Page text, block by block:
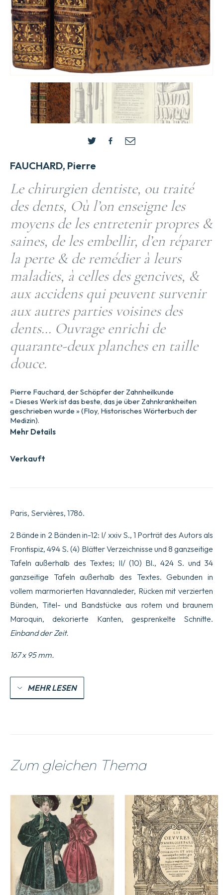
FAUCHARD, Pierre
Le chirurgien dentiste, ou traité
des dents, Où l’on enseigne les
moyens de les entretenir propres &
saines, de les embellir, d’en réparer
la perte & de remédier à leurs
maladies, à celles des gencives, &
aux accidens qui peuvent survenir
aux autres parties voisines des
dents… Ouvrage enrichi de
quarante-deux planches en taille
douce.
Verkauft
Pierre Fauchard, der Schöpfer der Zahnheilkunde
« Dieses Werk ist das beste, das je über Zahnkrankheiten
geschrieben wurde » (Floy, Historisches Wörterbuch der
Medizin).
Mehr Details
Paris, Servières, 1786.
2 Bände in 2 Bänden in-12: I/ xxiv S., 1 Porträt des Autors als
Frontispiz, 494 S. (4) Blätter Verzeichnisse und 8 ganzseitige
Tafeln außerhalb des Textes; II/ (10) Bl., 424 S. und 34
ganzseitige Tafeln außerhalb des Textes. Gebunden in
vollem marmorierten Havannaleder, Rücken mit verzierten
Bünden, Titel- und Bandstücke aus rotem und braunem
Maroquin, dekorierte Kanten, gesprenkelte Schnitte.
Einband der Zeit.
167 x 95 mm.
MEHR LESEN
Zum gleichen Thema